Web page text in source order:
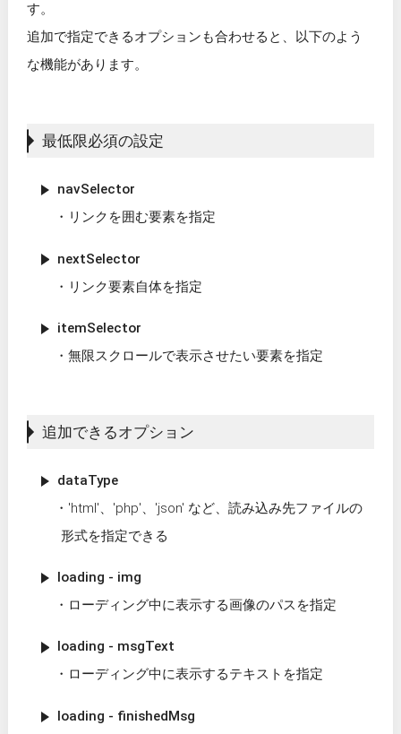
す。
追加で指定できるオプションも合わせると、以下のよう
な機能があります。
最低限必須の設定
navSelector
リンクを囲む要素を指定
nextSelector
リンク要素自体を指定
itemSelector
無限スクロールで表示させたい要素を指定
追加できるオプション
dataType
'html'、'php'、'json' など、読み込み先ファイルの
形式を指定できる
loading - img
ローディング中に表示する画像のパスを指定
loading - msgText
ローディング中に表示するテキストを指定
loading - finishedMsg